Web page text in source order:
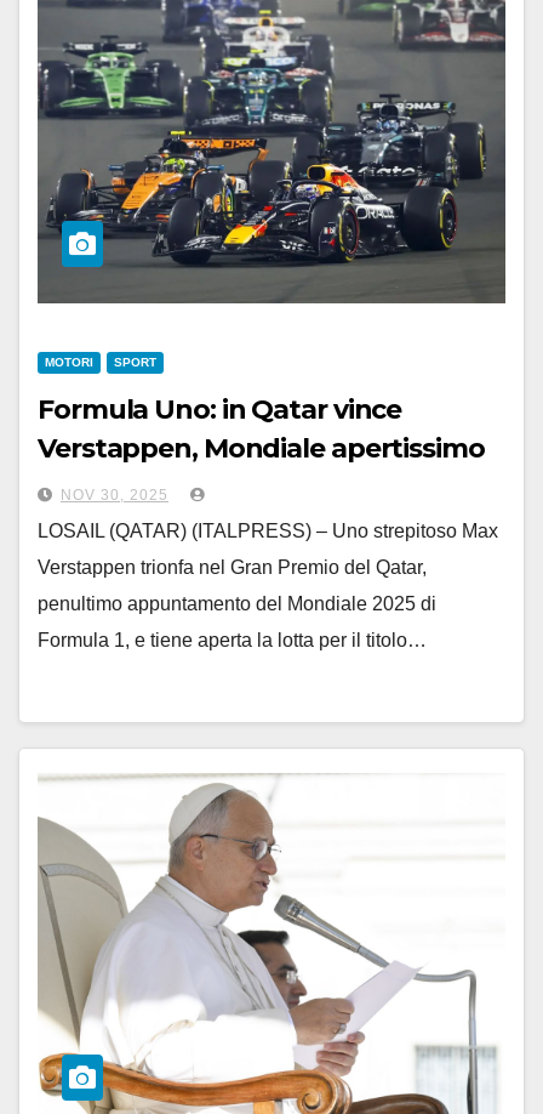
MOTORI SPORT
Formula Uno: in Qatar vince
Verstappen, Mondiale apertissimo
NOV 30, 2025
LOSAIL (QATAR) (ITALPRESS) – Uno strepitoso Max
Verstappen trionfa nel Gran Premio del Qatar,
penultimo appuntamento del Mondiale 2025 di
Formula 1, e tiene aperta la lotta per il titolo…